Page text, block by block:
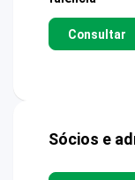
Consultar
Sócios e